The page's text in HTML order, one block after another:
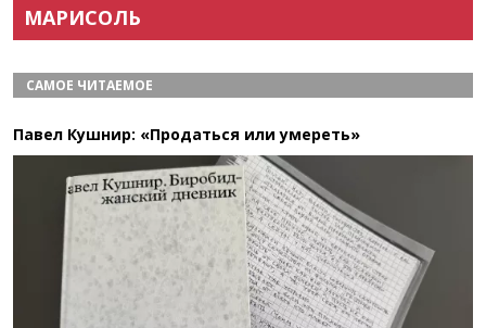
МАРИСОЛЬ
САМОЕ ЧИТАЕМОЕ
Павел Кушнир: «Продаться или умереть»